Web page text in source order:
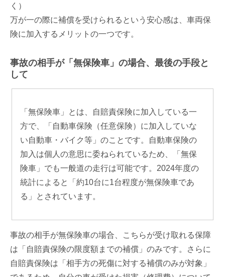
く）
万が一の際に補償を受けられるという安心感は、車両保
険に加入するメリットの一つです。
事故の相手が「無保険車」の場合、最後の手段と
して
「無保険車」とは、自賠責保険に加入している一
方で、「自動車保険（任意保険）に加入していな
い自動車・バイク等」のことです。自動車保険の
加入は個人の意思に委ねられているため、「無保
険車」でも一般道の走行は可能です。2024年度の
統計によると「約10台に1台程度が無保険車であ
る」とされています。
事故の相手が無保険車の場合、こちらが受け取れる保障
は「自賠責保険の限度額までの補償」のみです。さらに
自賠責保険は「相手方の死傷に対する補償のみが対象」